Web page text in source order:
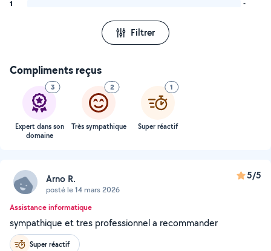
1 -
Filtrer
Compliments reçus
3
Expert dans son
domaine
2
Très sympathique
1
Super réactif
Arno R.
posté le 14 mars 2026
5/5
Assistance informatique
sympathique et tres professionnel a recommander
Super réactif